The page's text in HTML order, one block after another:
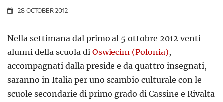
28 OCTOBER 2012
Nella settimana dal primo al 5 ottobre 2012 venti
alunni della scuola di Oswiecim (Polonia),
accompagnati dalla preside e da quattro insegnati,
saranno in Italia per uno scambio culturale con le
scuole secondarie di primo grado di Cassine e Rivalta